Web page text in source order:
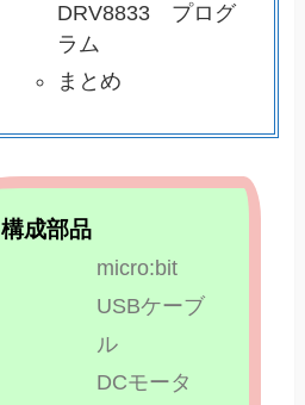
DRV8833 プログ
ラム
まとめ
構成部品
micro:bit
USBケーブ
ル​
DCモータ